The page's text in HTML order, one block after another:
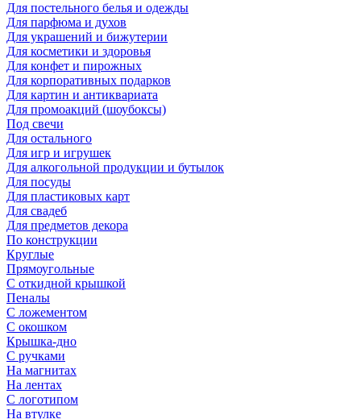
Для постельного белья и одежды
Для парфюма и духов
Для украшений и бижутерии
Для косметики и здоровья
Для конфет и пирожных
Для корпоративных подарков
Для картин и антиквариата
Для промоакций (шоубоксы)
Под свечи
Для остального
Для игр и игрушек
Для алкогольной продукции и бутылок
Для посуды
Для пластиковых карт
Для свадеб
Для предметов декора
По конструкции
Круглые
Прямоугольные
С откидной крышкой
Пеналы
С ложементом
С окошком
Крышка-дно
С ручками
На магнитах
На лентах
С логотипом
На втулке